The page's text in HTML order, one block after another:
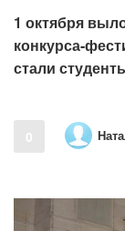
1 октября
конкурса-
стали
0